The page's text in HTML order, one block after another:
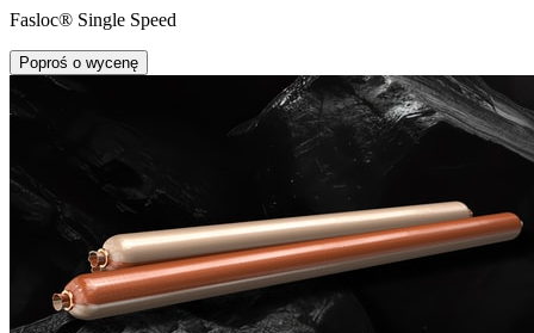
Fasloc® Single Speed
Poproś o wycenę